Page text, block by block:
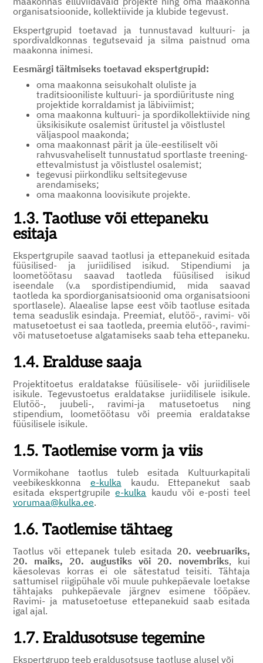
organisatsioonide, kollektiivide ja klubide tegevust.
Ekspertgrupid toetavad ja tunnustavad kultuuri- ja
spordivaldkonnas tegutsevaid ja silma paistnud oma
maakonna inimesi.
Eesmärgi täitmiseks toetavad ekspertgrupid:
oma maakonna seisukohalt oluliste ja
traditsiooniliste kultuuri- ja spordiürituste ning
projektide korraldamist ja läbiviimist;
oma maakonna kultuuri- ja spordikollektiivide ning
üksikisikute osalemist üritustel ja võistlustel
väljaspool maakonda;
oma maakonnast pärit ja üle-eestiliselt või
rahvusvaheliselt tunnustatud sportlaste treening-
ettevalmistust ja võistlustel osalemist;
tegevusi piirkondliku seltsitegevuse
arendamiseks;
oma maakonna loovisikute projekte.
1.3. Taotluse või ettepaneku
esitaja
Ekspertgrupile saavad taotlusi ja ettepanekuid esitada
füüsilised- ja juriidilised isikud. Stipendiumi ja
loometöötasu saavad taotleda füüsilised isikud
iseendale (v.a spordistipendiumid, mida saavad
taotleda ka spordiorganisatsioonid oma organisatsiooni
sportlasele). Alaealise lapse eest võib taotluse esitada
tema seaduslik esindaja. Preemiat, elutöö-, ravimi- või
matusetoetust ei saa taotleda, preemia elutöö-, ravimi-
või matusetoetuse algatamiseks saab teha ettepaneku.
1.4. Eralduse saaja
Projektitoetus eraldatakse füüsilisele- või juriidilisele
isikule. Tegevustoetus eraldatakse juriidilisele isikule.
Elutöö-, juubeli-, ravimi-ja matusetoetus ning
stipendium, loometöötasu või preemia eraldatakse
füüsilisele isikule.
1.5. Taotlemise vorm ja viis
Vormikohane taotlus tuleb esitada Kultuurkapitali
veebikeskkonna e-kulka kaudu. Ettepanekut saab
esitada ekspertgrupilee-kulka kaudu või e-posti teel
vorumaa@kulka.ee.
1.6. Taotlemise tähtaeg
Taotlus või ettepanek tuleb esitada 20. veebruariks,
20. maiks, 20. augustiks või 20. novembriks, kui
käesolevas korras ei ole sätestatud teisiti. Tähtaja
sattumisel riigipühale või muule puhkepäevale loetakse
tähtajaks puhkepäevale järgnev esimene tööpäev.
Ravimi- ja matusetoetuse ettepanekuid saab esitada
igal ajal.
1.7. Eraldusotsuse tegemine
Ekspertgrupp teeb eraldusotsuse taotluse alusel või